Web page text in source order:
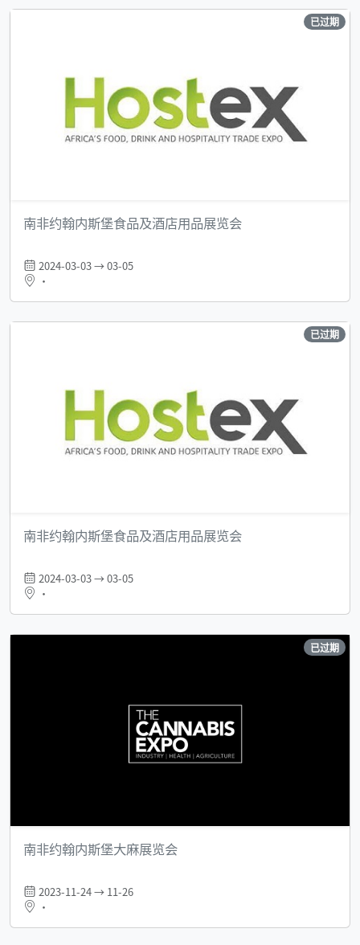
南非约翰内斯堡食品及酒店用品展览会
2024-03-03 → 03-05
•
已过期
南非约翰内斯堡食品及酒店用品展览会
2024-03-03 → 03-05
•
已过期
南非约翰内斯堡大麻展览会
2023-11-24 → 11-26
•
已过期